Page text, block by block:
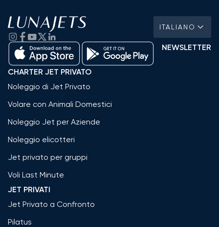
ITALIANO
NEWSLETTER
CHARTER JET PRIVATO
Noleggio di Jet Privato
Volare con Animali Domestici
Noleggio Jet per Aziende
Noleggio elicotteri
Jet privato per gruppi
Voli Last Minute
JET PRIVATI
Jet Privato a Confronto
Pilatus